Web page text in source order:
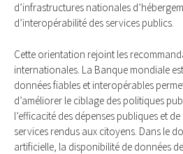
d’infrastructures nationales
d’interopérabilité des services publics.
Cette orientation rejoint les
internationales. La Banque mondiale
données fiables et interopérables
d’améliorer le ciblage des politiques
l’efficacité des dépenses publiques et
services rendus aux citoyens. Dans le
artificielle, la disponibilité de données